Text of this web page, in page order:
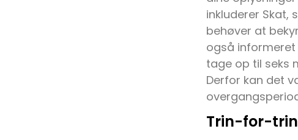
inkluderer Skat,
behøver at
også
tage op til seks
Derfor kan det
Trin-for-